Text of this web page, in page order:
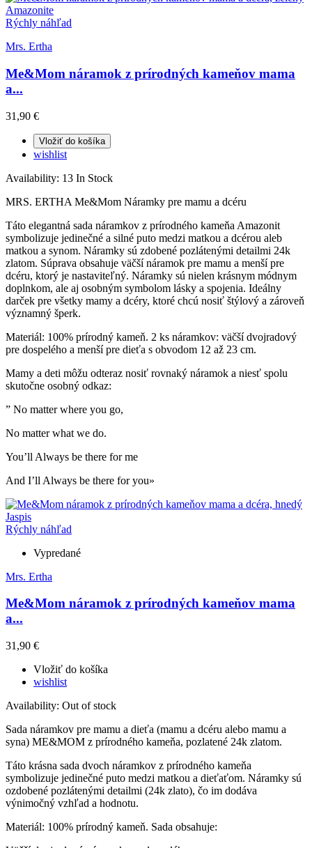
Rýchly náhľad
Mrs. Ertha
Me&Mom náramok z prírodných kameňov mama
a...
31,90 €
Vložiť do košíka
wishlist
Availability: 13 In Stock
MRS. ERTHA Me&Mom Náramky pre mamu a dcéru
Táto elegantná sada náramkov z prírodného kameňa Amazonit
symbolizuje jedinečné a silné puto medzi matkou a dcérou aleb
matkou a synom. Náramky sú zdobené pozlátenými detailmi 24k
zlatom. Súprava obsahuje väčší náramok pre mamu a menší pre
dcéru, ktorý je nastaviteľný. Náramky sú nielen krásnym módnym
doplnkom, ale aj osobným symbolom lásky a spojenia. Ideálny
darček pre všetky mamy a dcéry, ktoré chcú nosiť štýlový a zároveň
významný šperk.
Materiál: 100% prírodný kameň. 2 ks náramkov: väčší dvojradový
pre dospelého a menší pre dieťa s obvodom 12 až 23 cm.
Mamy a deti môžu odteraz nosiť rovnaký náramok a niesť spolu
skutočne osobný odkaz:
” No matter where you go,
No matter what we do.
You’ll Always be there for me
And I’ll Always be there for you»
Rýchly náhľad
Vypredané
Mrs. Ertha
Me&Mom náramok z prírodných kameňov mama
a...
31,90 €
Vložiť do košíka
wishlist
Availability: Out of stock
Sada náramkov pre mamu a dieťa (mamu a dcéru alebo mamu a
syna) ME&MOM z prírodného kameňa, pozlatené 24k zlatom.
Táto krásna sada dvoch náramkov z prírodného kameňa
symbolizuje jedinečné puto medzi matkou a dieťaťom. Náramky sú
ozdobené pozlátenými detailmi (24k zlato), čo im dodáva
výnimočný vzhľad a hodnotu.
Materiál: 100% prírodný kameň. Sada obsahuje: